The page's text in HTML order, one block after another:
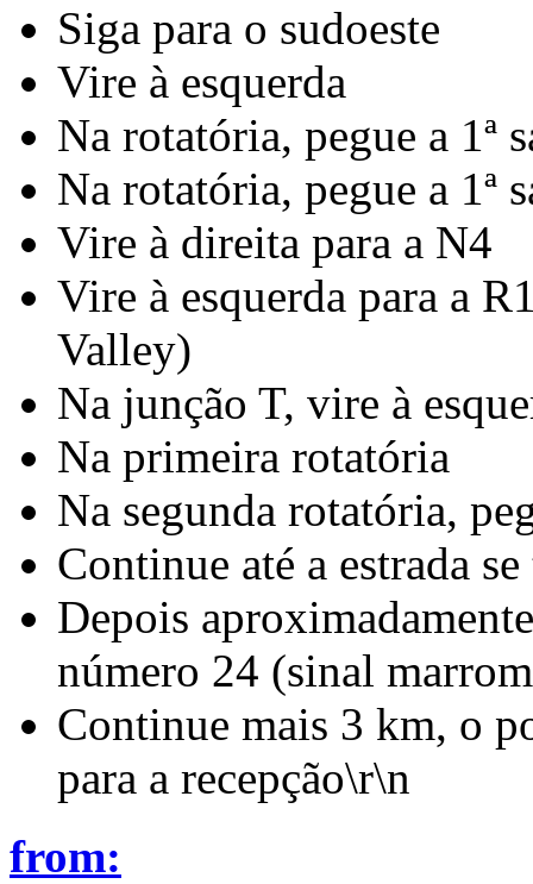
Siga para o sudoeste
Vire à esquerda
Na rotatória, pegue a 1ª
Na rotatória, pegue a 1ª
Vire à direita para a N4
Vire à esquerda para a
Valley)
Na junção T, vire à
Na primeira rotatória
Na segunda rotatória,
Continue até a estrada
Depois
número 24 (sinal
Continue mais 3 km, o
para a recepção\r\n
from: